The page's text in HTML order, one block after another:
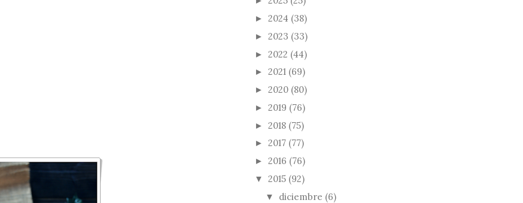
► 2024 (38)
► 2023 (33)
► 2022 (44)
► 2021 (69)
► 2020 (80)
► 2019 (76)
► 2018 (75)
► 2017 (77)
► 2016 (76)
▼ 2015 (92)
▼ diciembre (6)